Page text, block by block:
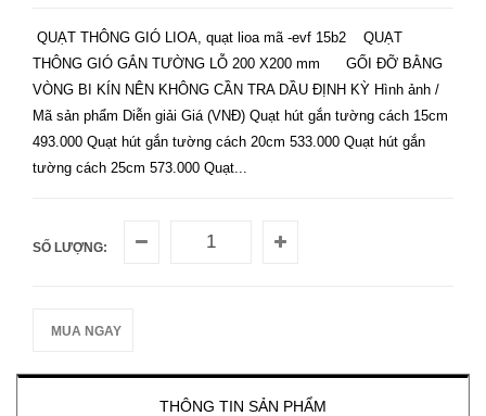
QUẠT THÔNG GIÓ LIOA, quạt lioa mã -evf 15b2 QUẠT
THÔNG GIÓ GẮN TƯỜNG LỖ 200 X200 mm GỐI ĐỠ BẰNG
VÒNG BI KÍN NÊN KHÔNG CẦN TRA DẦU ĐỊNH KỲ Hình ảnh /
Mã sản phẩm Diễn giải Giá (VNĐ) Quạt hút gắn tường cách 15cm
493.000 Quạt hút gắn tường cách 20cm 533.000 Quạt hút gắn
tường cách 25cm 573.000 Quạt...
SỐ LƯỢNG:
MUA NGAY
THÔNG TIN SẢN PHẨM